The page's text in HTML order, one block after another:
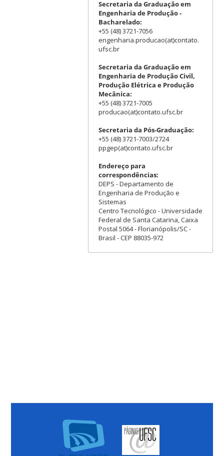
Secretaria da Graduação em
Engenharia de Produção -
Bacharelado:
+55 (48) 3721-7056
engenharia.producao(at)contato.
ufsc.br
Secretaria da Graduação em
Engenharia de Produção Civil,
Produção Elétrica e Produção
Mecânica:
+55 (48) 3721-7005
producao(at)contato.ufsc.br
Secretaria da Pós-Graduação:
+55 (48) 3721-7003/2724
ppgep(at)contato.ufsc.br
Endereço para
correspondências:
DEPS - Departamento de
Engenharia de Produção e
Sistemas
Centro Tecnológico - Universidade
Federal de Santa Catarina, Caixa
Postal 5064 - Florianópolis/SC -
Brasil - CEP 88035-972